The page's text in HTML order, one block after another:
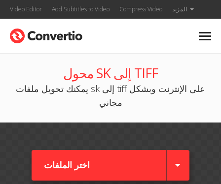
Video Editor Add Subtitles to Video Compress Video المزيد
محول SK إلى TIFF
يمكنك تحويل ملفات sk إلى tiff على الإنترنت وبشكل
مجاني
اختر الملفات